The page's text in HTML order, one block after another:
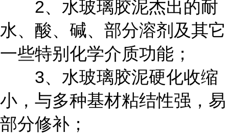
2、水玻璃胶泥杰出的耐
水、酸、碱、部分溶剂及其它
一些特别化学介质功能；
3、水玻璃胶泥硬化收缩
小，与多种基材粘结性强，易
部分修补；